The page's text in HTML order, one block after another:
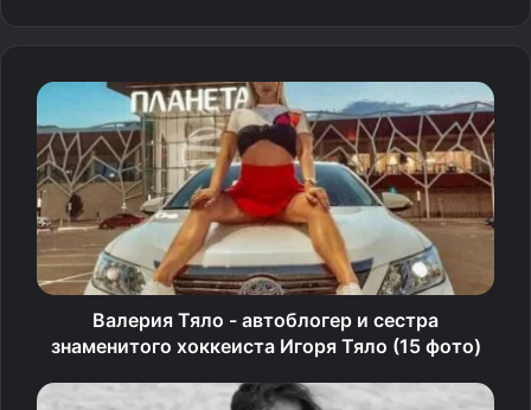
Валерия Тяло - автоблогер и сестра
знаменитого хоккеиста Игоря Тяло (15 фото)